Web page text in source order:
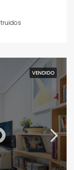
VENDIDO